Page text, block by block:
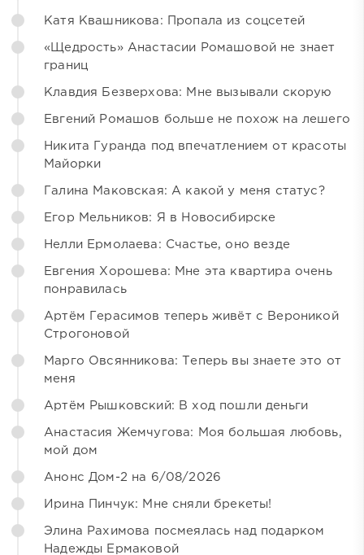
Катя Квашникова: Пропала из соцсетей
«Щедрость» Анастасии Ромашовой не знает
границ
Клавдия Безверхова: Мне вызывали скорую
Евгений Ромашов больше не похож на лешего
Никита Гуранда под впечатлением от красоты
Майорки
Галина Маковская: А какой у меня статус?
Егор Мельников: Я в Новосибирске
Нелли Ермолаева: Счастье, оно везде
Евгения Хорошева: Мне эта квартира очень
понравилась
Артём Герасимов теперь живёт с Вероникой
Строгоновой
Марго Овсянникова: Теперь вы знаете это от
меня
Артём Рышковский: В ход пошли деньги
Анастасия Жемчугова: Моя большая любовь,
мой дом
Анонс Дом-2 на 6/08/2026
Ирина Пинчук: Мне сняли брекеты!
Элина Рахимова посмеялась над подарком
Надежды Ермаковой